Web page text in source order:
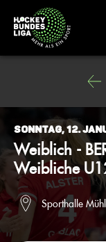
Sonntag, 12.
Weiblich -
Weibliche
Sporthalle